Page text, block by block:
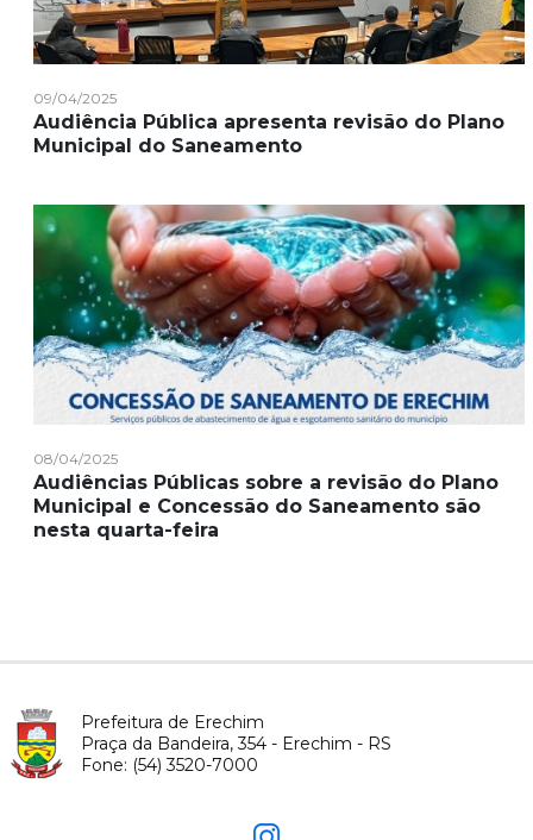
09/04/2025
Audiência Pública apresenta revisão do Plano
Municipal do Saneamento
08/04/2025
Audiências Públicas sobre a revisão do Plano
Municipal e Concessão do Saneamento são
nesta quarta-feira
Prefeitura de Erechim
Praça da Bandeira, 354 - Erechim - RS
Fone: (54) 3520-7000